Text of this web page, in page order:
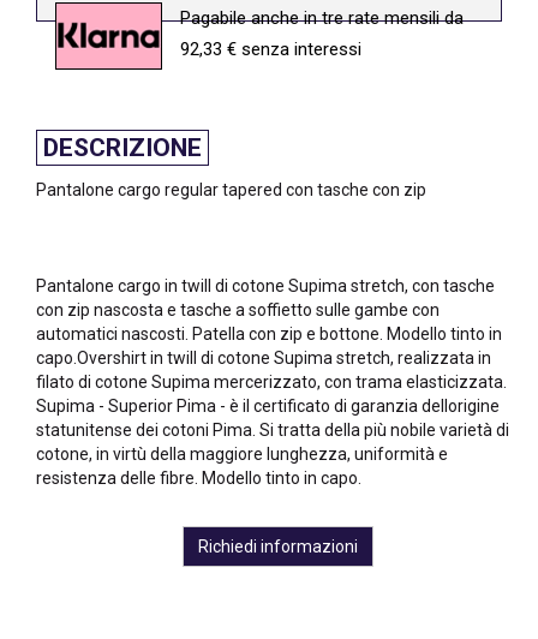
Pagabile anche in tre rate mensili da
92,33 € senza interessi
DESCRIZIONE
Pantalone cargo regular tapered con tasche con zip
Pantalone cargo in twill di cotone Supima stretch, con tasche
con zip nascosta e tasche a soffietto sulle gambe con
automatici nascosti. Patella con zip e bottone. Modello tinto in
capo.Overshirt in twill di cotone Supima stretch, realizzata in
filato di cotone Supima mercerizzato, con trama elasticizzata.
Supima - Superior Pima - è il certificato di garanzia dellorigine
statunitense dei cotoni Pima. Si tratta della più nobile varietà di
cotone, in virtù della maggiore lunghezza, uniformità e
resistenza delle fibre. Modello tinto in capo.
Richiedi informazioni